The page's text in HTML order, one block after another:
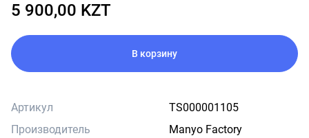
5 900,00 KZT
В корзину
Артикул
TS000001105
Производитель
Manyo Factory